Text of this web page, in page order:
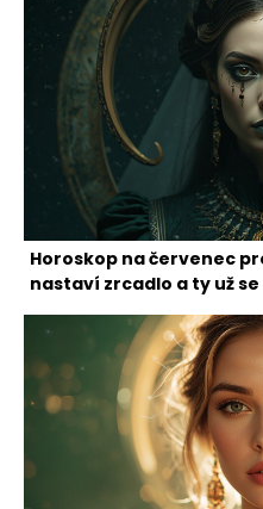
Horoskop na červenec
nastaví zrcadlo a ty už